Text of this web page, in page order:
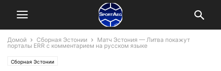
Домой Сборная Эстонии
Матч Эстония — Литва покажут
порталы ERR с комментарием на русском языке
Сборная Эстонии